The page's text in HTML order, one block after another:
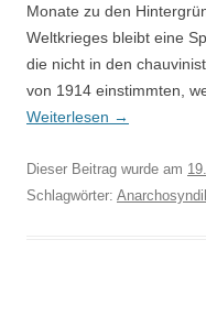
Monate zu den
Weltkrieges bleibt eine
die nicht in den
von 1914 einstimmten,
Weiterlesen →
Dieser Beitrag wurde am
Schlagwörter: